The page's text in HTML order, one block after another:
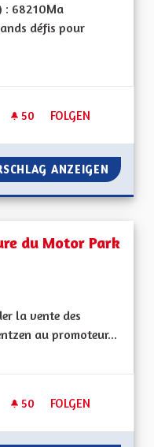
: 68210Ma
défis pour
50 50 FOLLOWER
FOLGEN
AVANTAGES DE
ANZEIGEN
du Motor Park
la vente des
au promoteur...
50 50 FOLLOWER
FOLGEN
FAIRE INVALIDER